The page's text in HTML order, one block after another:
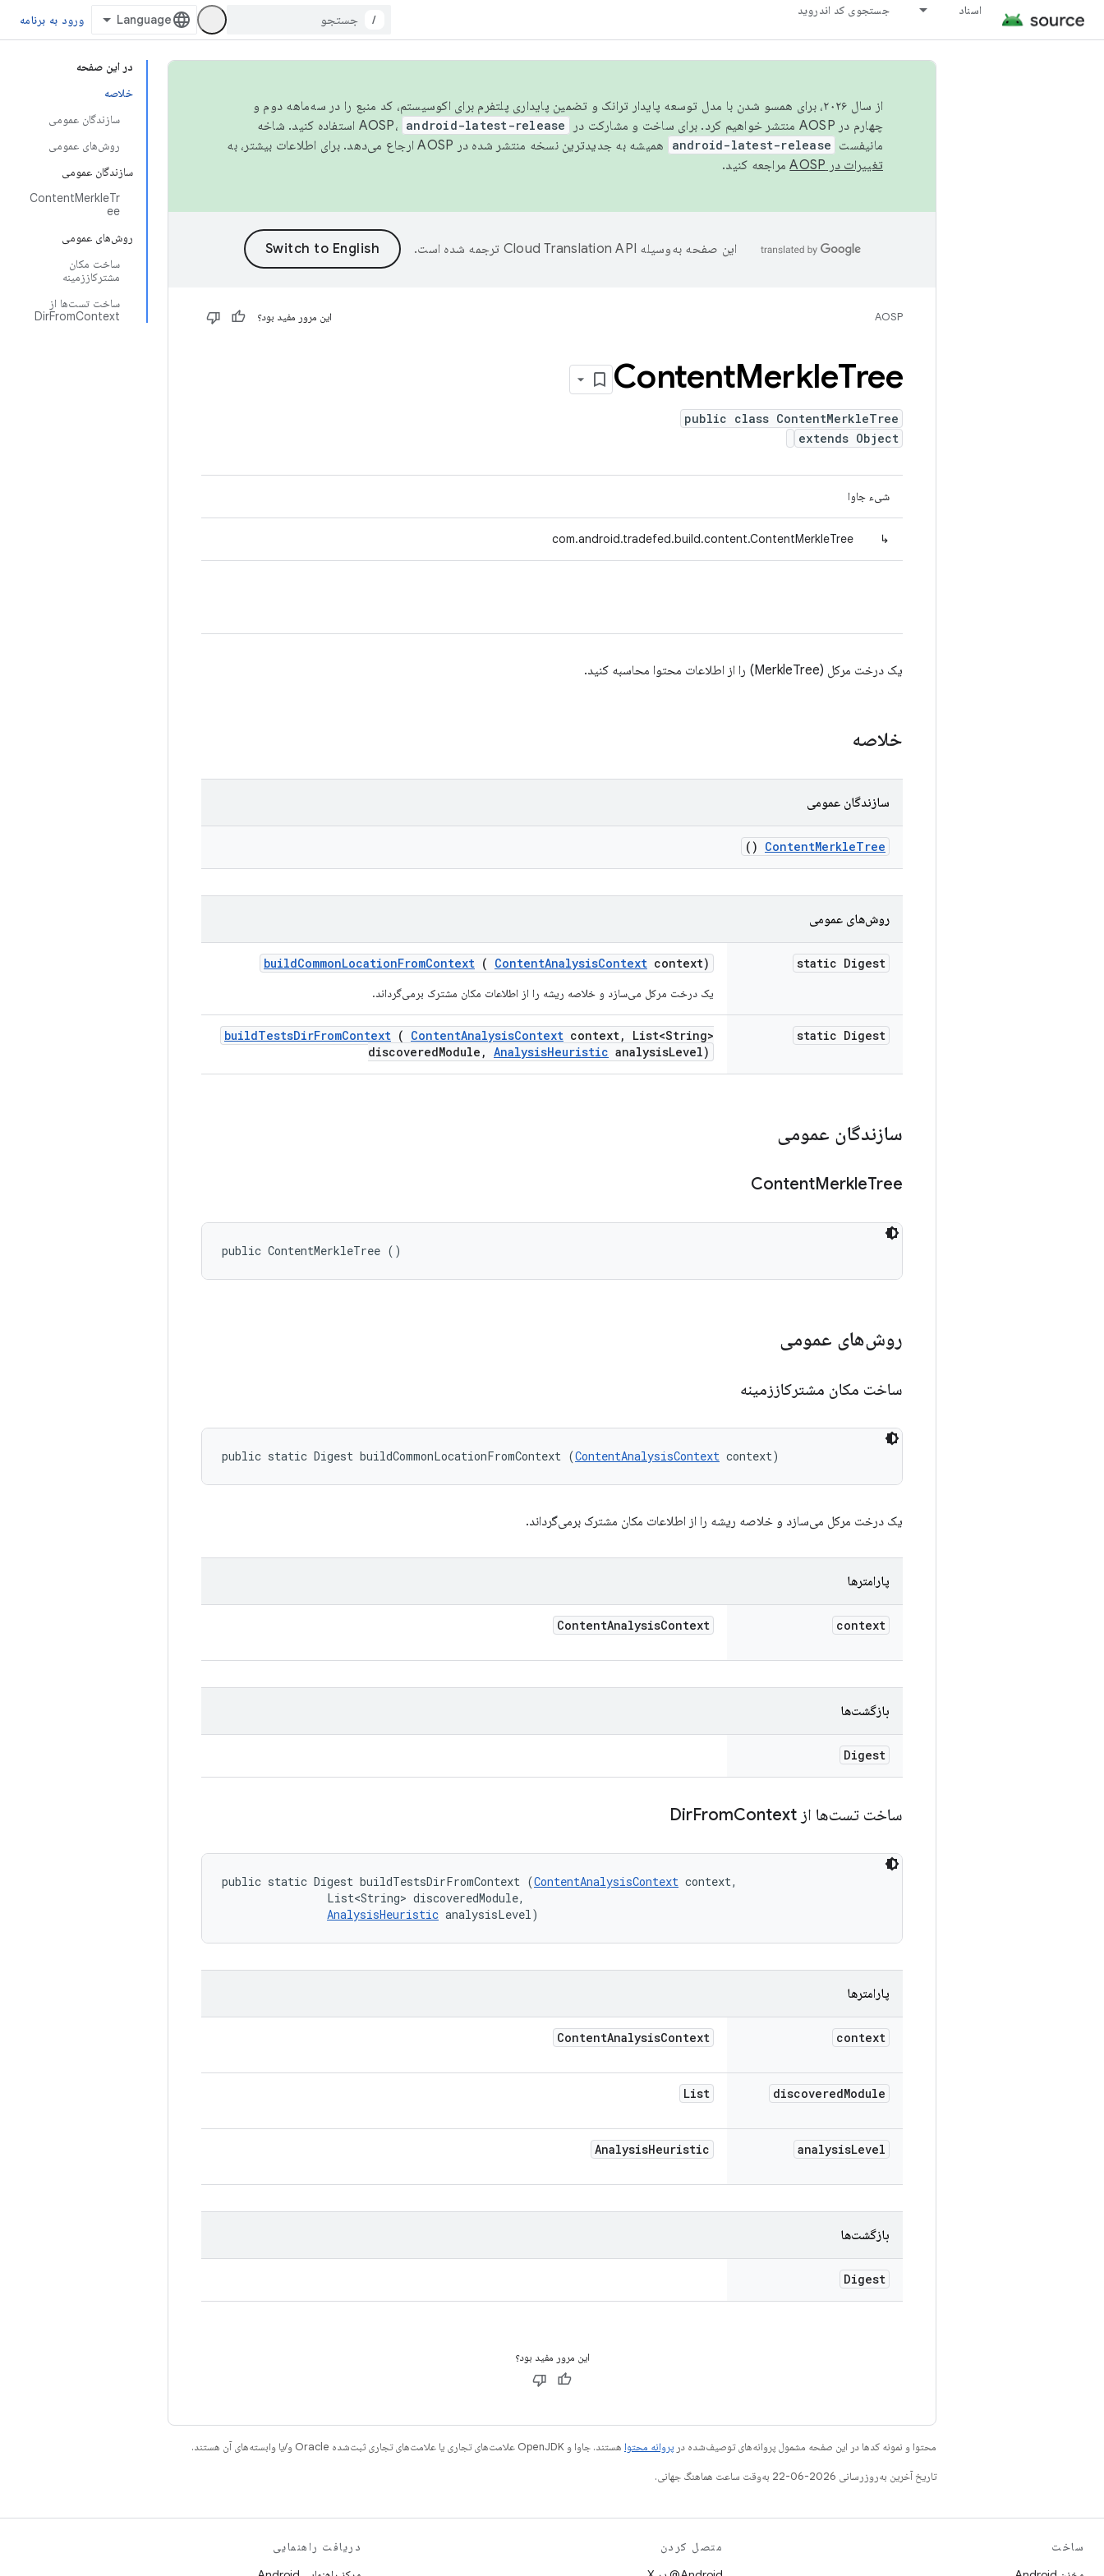
اسناد جستجوی کد اندروید
/ ورود به برنامه
در این صفحه
خلاصه
سازندگان عمومی
روش‌های عمومی
سازندگان عمومی
ContentMerkleTr
ee
روش‌های عمومی
ساخت مکان
مشترکاززمینه
ساخت تست‌ها از
DirFromContext
از سال ۲۰۲۶، برای همسو شدن با مدل توسعه پایدار ترانک و تضمین پایداری پلتفرم برای اکوسیستم، کد منبع را در سه‌ماهه دوم و
چهارم در AOSP منتشر خواهیم کرد. برای ساخت و مشارکت در AOSP،
android-latest-release
استفاده کنید. شاخه
مانیفست android-latest-release
همیشه به جدیدترین نسخه منتشر شده در AOSP ارجاع می‌دهد. برای اطلاعات بیشتر، به
تغییرات در AOSP
مراجعه کنید.
این صفحه به‌وسیله ترجمه شده است.
AOSP این مرور مفید بود؟
ContentMerkleTree
public class ContentMerkleTree
extends Object
شیء جاوا
↳
com.android.tradefed.build.content.ContentMerkleTree
یک درخت مرکل (MerkleTree) را از اطلاعات محتوا محاسبه کنید.
خلاصه
سازندگان عمومی
ContentMerkleTree
()
روش‌های عمومی
static Digest
buildCommonLocationFromContext ( ContentAnalysisContext context)
یک درخت مرکل می‌سازد و خلاصه ریشه را از اطلاعات مکان مشترک برمی‌گرداند.
static Digest
buildTestsDirFromContext ( ContentAnalysisContext context,
List<String>
discoveredModule , AnalysisHeuristic analysisLevel)
سازندگان عمومی
ContentMerkleTree
public ContentMerkleTree ()
روش‌های عمومی
ساخت مکان مشترکاززمینه
public static Digest buildCommonLocationFromContext (ContentAnalysisContext context)
یک درخت مرکل می‌سازد و خلاصه ریشه را از اطلاعات مکان مشترک برمی‌گرداند.
پارامترها
context
ContentAnalysisContext
بازگشت‌ها
Digest
ساخت تست‌ها از Dir FromContext
public static Digest buildTestsDirFromContext (ContentAnalysisContext context,
                List<String> discoveredModule,
AnalysisHeuristic analysisLevel)
پارامترها
context
ContentAnalysisContext
discoveredModule
List
analysisLevel
AnalysisHeuristic
بازگشت‌ها
Digest
این مرور مفید بود؟
محتوا و نمونه کدها در این صفحه مشمول پروانه‌های توصیف‌شده در پروانه محتوا هستند. جاوا و OpenJDK علامت‌های تجاری یا علامت‌های تجاری ثبت‌شده Oracle و/یا وابسته‌های آن هستند.
تاریخ آخرین به‌روزرسانی 2026-06-22 به‌وقت ساعت هماهنگ جهانی.
ساخت
متصل کردن
دریافت راهنمایی